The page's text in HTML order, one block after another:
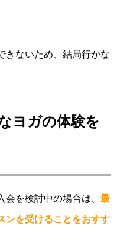
きないため、結局行かな
ヨガの体験を
を検討中の場合は、 最
ンを受けることをおすす